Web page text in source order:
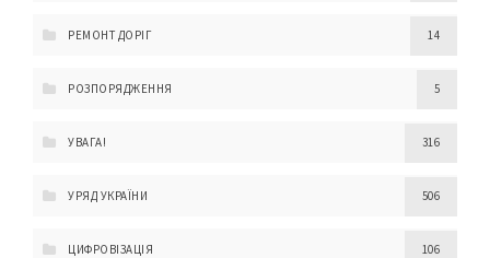
РЕМОНТ ДОРІГ 14
РОЗПОРЯДЖЕННЯ 5
УВАГА! 316
УРЯД УКРАЇНИ 506
ЦИФРОВІЗАЦІЯ 106